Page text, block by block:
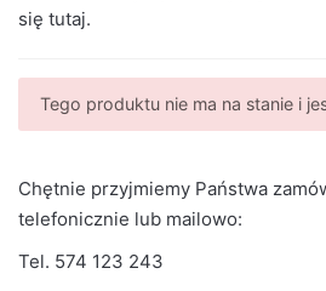
się tutaj.
Tego produktu nie ma na stanie i
Chętnie przyjmiemy Państwa
telefonicznie lub mailowo:
Tel. 574 123 243